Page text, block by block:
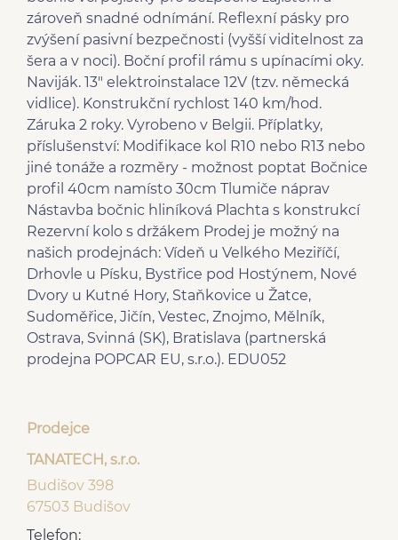
zároveň snadné odnímání. Reflexní pásky pro
zvýšení pasivní bezpečnosti (vyšší viditelnost za
šera a v noci). Boční profil rámu s upínacími oky.
Naviják. 13" elektroinstalace 12V (tzv. německá
vidlice). Konstrukční rychlost 140 km/hod.
Záruka 2 roky. Vyrobeno v Belgii. Příplatky,
příslušenství: Modifikace kol R10 nebo R13 nebo
jiné tonáže a rozměry - možnost poptat Bočnice
profil 40cm namísto 30cm Tlumiče náprav
Nástavba bočnic hliníková Plachta s konstrukcí
Rezervní kolo s držákem Prodej je možný na
našich prodejnách: Vídeň u Velkého Meziříčí,
Drhovle u Písku, Bystřice pod Hostýnem, Nové
Dvory u Kutné Hory, Staňkovice u Žatce,
Sudoměřice, Jičín, Vestec, Znojmo, Mělník,
Ostrava, Svinná (SK), Bratislava (partnerská
prodejna POPCAR EU, s.r.o.). EDU052
Prodejce
TANATECH, s.r.o.
Budišov 398
67503 Budišov
Telefon: